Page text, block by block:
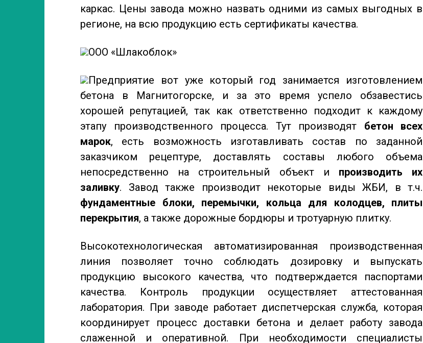
каркас. Цены завода можно назвать одними из самых выгодных в
регионе, на всю продукцию есть сертификаты качества.
ООО «Шлакоблок»
Предприятие вот уже который год занимается изготовлением
бетона в Магнитогорске, и за это время успело обзавестись
хорошей репутацией, так как ответственно подходит к каждому
этапу производственного процесса. Тут производят бетон всех
марок, есть возможность изготавливать состав по заданной
заказчиком рецептуре, доставлять составы любого объема
непосредственно на строительный объект и производить их
заливку. Завод также производит некоторые виды ЖБИ, в т.ч.
фундаментные блоки, перемычки, кольца для колодцев, плиты
перекрытия, а также дорожные бордюры и тротуарную плитку.
Высокотехнологическая автоматизированная производственная
линия позволяет точно соблюдать дозировку и выпускать
продукцию высокого качества, что подтверждается паспортами
качества. Контроль продукции осуществляет аттестованная
лаборатория. При заводе работает диспетчерская служба, которая
координирует процесс доставки бетона и делает работу завода
слаженной и оперативной. При необходимости специалисты